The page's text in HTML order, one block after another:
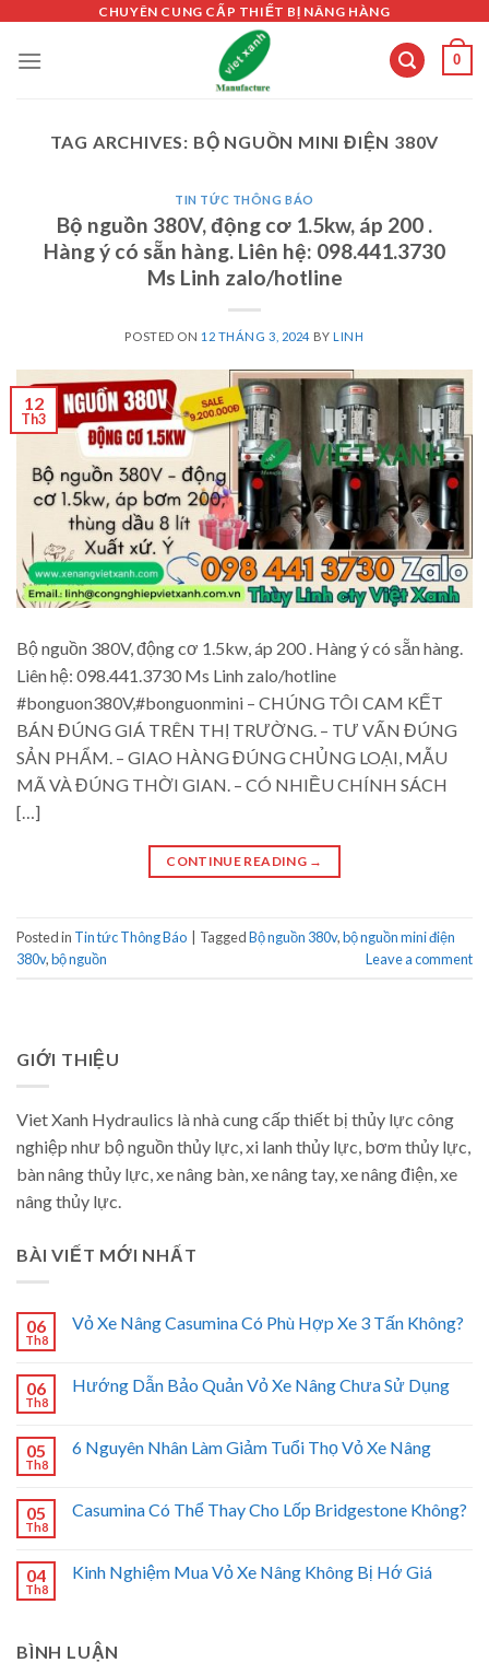
content
CHUYÊN CUNG CẤP THIẾT BỊ NÂNG HÀNG
0
TAG ARCHIVES: BỘ NGUỒN MINI ĐIỆN 380V
TIN TỨC THÔNG BÁO
Bộ nguồn 380V, động cơ 1.5kw, áp 200 .
Hàng ý có sẵn hàng. Liên hệ: 098.441.3730
Ms Linh zalo/hotline
POSTED ON 12 THÁNG 3, 2024 BYLINH
12
Th3
Bộ nguồn 380V, động cơ 1.5kw, áp 200 . Hàng ý có sẵn hàng.
Liên hệ: 098.441.3730 Ms Linh zalo/hotline
#bonguon380V,#bonguonmini – CHÚNG TÔI CAM KẾT
BÁN ĐÚNG GIÁ TRÊN THỊ TRƯỜNG. – TƯ VẤN ĐÚNG
SẢN PHẨM. – GIAO HÀNG ĐÚNG CHỦNG LOẠI, MẪU
MÃ VÀ ĐÚNG THỜI GIAN. – CÓ NHIỀU CHÍNH SÁCH
[…]
CONTINUE READING →
Posted in Tin tức Thông Báo TaggedBộ nguồn 380v,bộ nguồn mini điện
380v,bộ nguồn Leave a comment
GIỚI THIỆU
Viet Xanh Hydraulics là nhà cung cấp thiết bị thủy lực công
nghiệp như bộ nguồn thủy lực, xi lanh thủy lực, bơm thủy lực,
bàn nâng thủy lực, xe nâng bàn, xe nâng tay, xe nâng điện, xe
nâng thủy lực.
BÀI VIẾT MỚI NHẤT
06
Th8
Vỏ Xe Nâng Casumina Có Phù Hợp Xe 3 Tấn Không?
06
Th8
Hướng Dẫn Bảo Quản Vỏ Xe Nâng Chưa Sử Dụng
05
Th8
6 Nguyên Nhân Làm Giảm Tuổi Thọ Vỏ Xe Nâng
05
Th8
Casumina Có Thể Thay Cho Lốp Bridgestone Không?
04
Th8
Kinh Nghiệm Mua Vỏ Xe Nâng Không Bị Hớ Giá
BÌNH LUẬN